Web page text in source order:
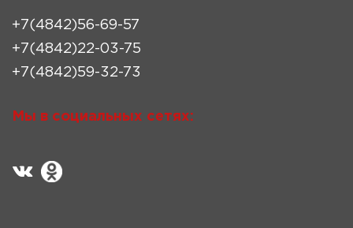
+7(4842)56-69-57
+7(4842)22-03-75
+7(4842)59-32-73
Мы в социальных сетях: